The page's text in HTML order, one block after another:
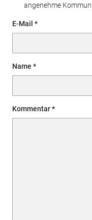
angenehme
E-Mail
Name
Kommentar